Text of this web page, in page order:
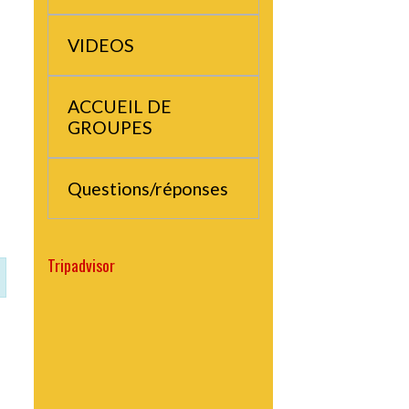
VIDEOS
ACCUEIL DE
GROUPES
Questions/réponses
Tripadvisor